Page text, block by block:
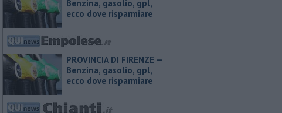
Benzina, gasolio, gpl,
ecco dove risparmiare
PROVINCIA DI FIRENZE — ​
Benzina, gasolio, gpl,
ecco dove risparmiare